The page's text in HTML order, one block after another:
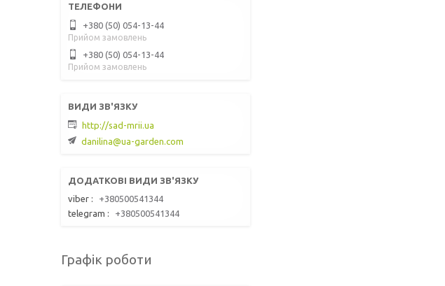
+380 (50) 054-13-44
Прийом замовлень
+380 (50) 054-13-44
Прийом замовлень
http://sad-mrii.ua
danilina@ua-garden.com
viber
+380500541344
telegram
+380500541344
Графік роботи